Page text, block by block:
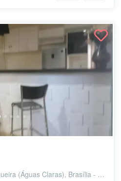
(Águas Claras), Brasília - DF